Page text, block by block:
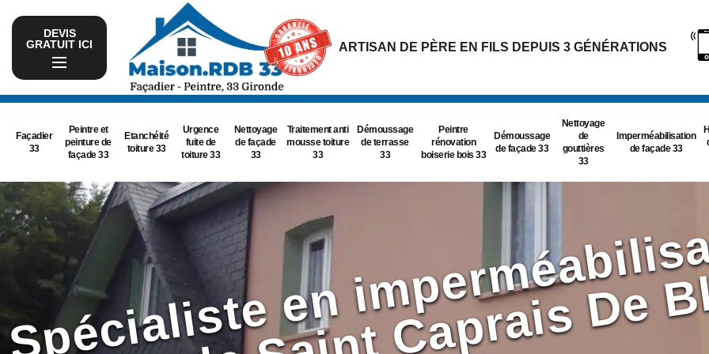
DEVIS
GRATUIT ICI
ARTISAN DE PÈRE EN FILS DEPUIS 3 GÉNÉRATIONS
Façadier
33
Peintre et
peinture de
façade 33
Etanchéité
toiture 33
Urgence
fuite de
toiture 33
Nettoyage
de façade
33
Traitement anti
mousse toiture
33
Démoussage
de terrasse
33
Peintre
rénovation
boiserie bois 33
Démoussage
de façade 33
Nettoyage
de
gouttières
33
Imperméabilisation
de façade 33